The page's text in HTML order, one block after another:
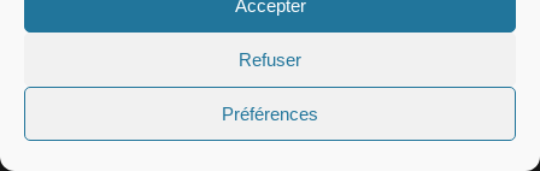
Accepter
Refuser
Préférences
Inscrivez-vous à la Newsletter
Rejoignez-nous !